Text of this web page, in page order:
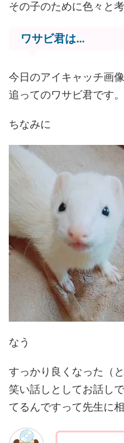
その子のために色々と
ワサビ君は…
今日のアイキャッチ画
追ってのワサビ君です。
ちなみに
なう
すっかり良くなった（
笑い話しとしてお話し
てるんですって先生に